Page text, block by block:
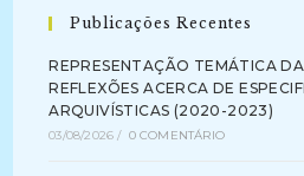
Publicações Recentes
REPRESENTAÇÃO TEMÁTICA
REFLEXÕES ACERCA DE
ARQUIVÍSTICAS (2020-2023)
03/08/2026 / 0 COMENTÁRIO